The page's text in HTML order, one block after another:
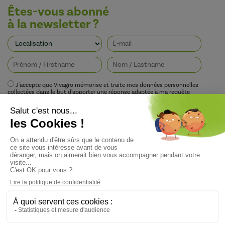
Êtes-vous abonné
à la newsletter ?
J'accepte que Vivagro mémorise et traite mes données personnelles
collectées dans le but d'apporter une réponse adaptée à ma requête
conformément à la politique de protection de la vie privée de Vivagro.
I agree that Vivagro stores and processes my personal data collected in order
to provide an appropriate response to my request in accordance with
Vivagro's privacy policy.